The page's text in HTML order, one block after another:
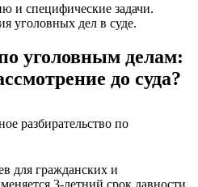
и специфические задачи.
уголовных дел в суде.
уголовным делам:
до суда?
разбирательство по
для гражданских и